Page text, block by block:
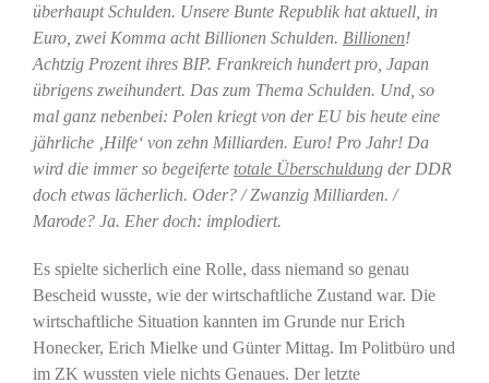
überhaupt Schulden. Unsere Bunte Republik hat aktuell, in
Euro, zwei Komma acht Billionen Schulden. Billionen!
Achtzig Prozent ihres BIP. Frankreich hundert pro, Japan
übrigens zweihundert. Das zum Thema Schulden. Und, so
mal ganz nebenbei: Polen kriegt von der EU bis heute eine
jährliche ‚Hilfe‘ von zehn Milliarden. Euro! Pro Jahr! Da
wird die immer so begeiferte totale Überschuldungder DDR
doch etwas lächerlich. Oder? / Zwanzig Milliarden. /
Marode? Ja. Eher doch: implodiert.
Es spielte sicherlich eine Rolle, dass niemand so genau
Bescheid wusste, wie der wirtschaftliche Zustand war. Die
wirtschaftliche Situation kannten im Grunde nur Erich
Honecker, Erich Mielke und Günter Mittag. Im Politbüro und
im ZK wussten viele nichts Genaues. Der letzte